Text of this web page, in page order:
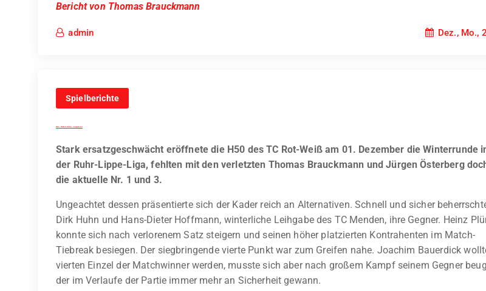
Bericht von Thomas Brauckmann
admin Dez., Mo.,
Spielberichte
Drei Matchbälle vergeben
Stark ersatzgeschwächt eröffnete die H50 des TC Rot-Weiß am 01. Dezember die Winterrunde
der Ruhr-Lippe-Liga, fehlten mit den verletzten Thomas Brauckmann und Jürgen Österberg
die aktuelle Nr. 1 und 3.
Ungeachtet dessen präsentierte sich der Kader reich an Alternativen. Schnell und sicher
Dirk Huhn und Hans-Dieter Hoffmann, winterliche Leihgabe des TC Menden, ihre Gegner. Heinz
konnte sich nach verlorenem Satz steigern und seinen höher platzierten Kontrahenten im Match-
Tiebreak besiegen. Der siegbringende vierte Punkt war zum Greifen nahe. Joachim Bauerdick
vierten Einzel der Matchwinner werden, musste sich aber nach großem Kampf seinem Gegner
der im Verlaufe der Partie immer mehr an Sicherheit gewann.